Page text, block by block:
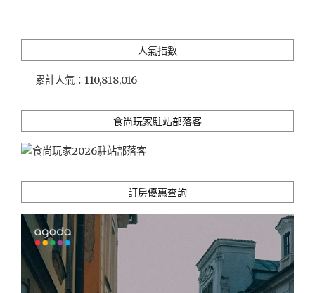
｜
點
美
SHOPPING
｜
四
國
人氣指數
累計人氣： 110,818,016
食尚玩家駐站部落客
訂房優惠查詢